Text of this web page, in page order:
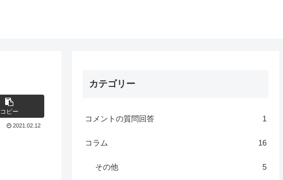
コピー
2021.02.12
カテゴリー
コメントの質問回答 1
コラム 16
その他 5